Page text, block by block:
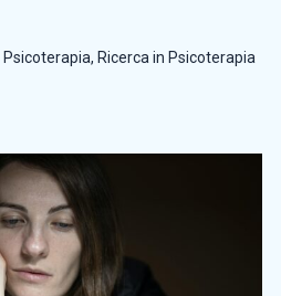
Psicoterapia, Ricerca in Psicoterapia